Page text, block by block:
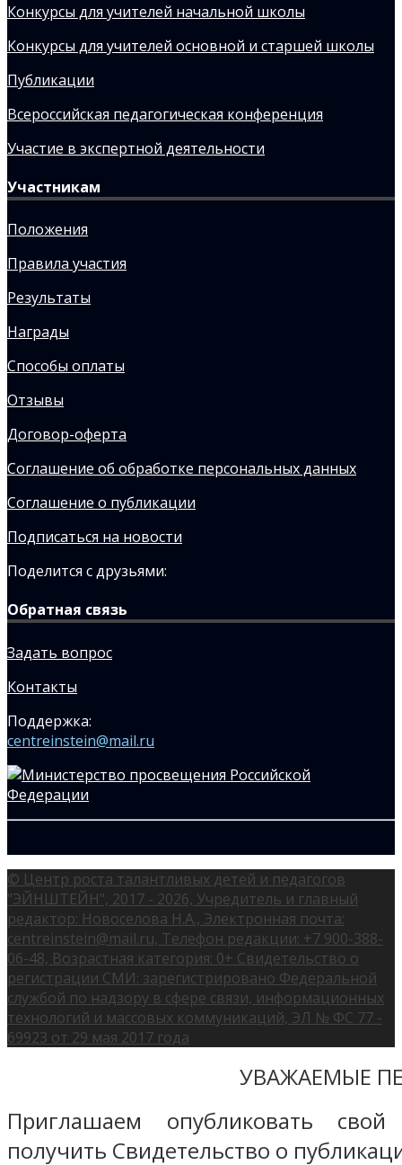
Конкурсы для учителей начальной школы
Конкурсы для учителей основной и старшей школы
Публикации
Всероссийская педагогическая конференция
Участие в экспертной деятельности
Участникам
Положения
Правила участия
Результаты
Награды
Способы оплаты
Отзывы
Договор-оферта
Соглашение об обработке персональных данных
Соглашение о публикации
Подписаться на новости
Поделится с друзьями:
Обратная связь
Задать вопрос
Контакты
Поддержка:
centreinstein@mail.ru
© Центр роста талантливых детей и педагогов
"ЭЙНШТЕЙН", 2017 - 2026, Учредитель и главный
редактор: Новоселова Н.А., Электронная почта:
centreinstein@mail.ru, Телефон редакции: +7 900-388-
06-48, Возрастная категория: 0+ Свидетельство о
регистрации СМИ: зарегистрировано Федеральной
службой по надзору в сфере связи, информационных
технологий и массовых коммуникаций, ЭЛ № ФС 77 -
69923 от 29 мая 2017 года
УВАЖАЕМЫЕ
Приглашаем опубликовать
получить Свидетельство о